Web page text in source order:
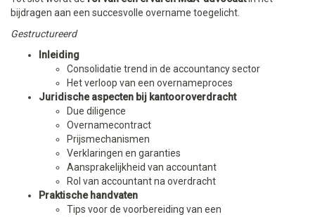
bijdragen aan een succesvolle overname toegelicht.
Gestructureerd
Inleiding
Consolidatie trend in de accountancy sector
Het verloop van een overnameproces
Juridische aspecten bij kantooroverdracht
Due diligence
Overnamecontract
Prijsmechanismen
Verklaringen en garanties
Aansprakelijkheid van accountant
Rol van accountant na overdracht
Praktische handvaten
Tips voor de voorbereiding van een